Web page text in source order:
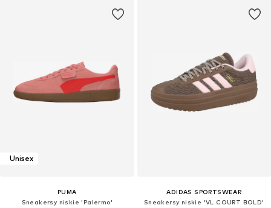
Unisex
PUMA
Sneakersy niskie 'Palermo'
ADIDAS SPORTSWEAR
Sneakersy niskie 'VL COURT BOLD'